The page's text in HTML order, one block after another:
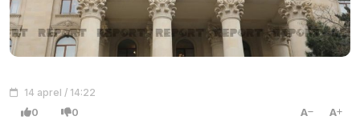
14 aprel / 14:22
0 0 A A